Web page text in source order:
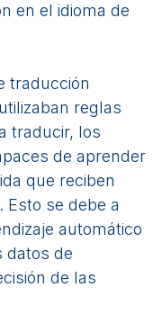
en el idioma de
traducción
reglas
traducir, los
de aprender
que reciben
se debe a
automático
datos de
de las